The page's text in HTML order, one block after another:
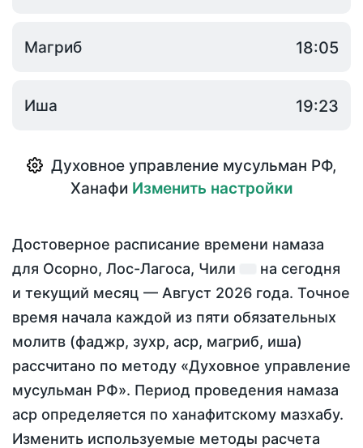
Магриб 18:05
Иша 19:23
Духовное управление мусульман РФ,
Ханафи Изменить настройки
Достоверное расписание времени намаза
для Осорно, Лос-Лагоса, Чили
на сегодня
и текущий месяц — Август 2026 года. Точное
время начала каждой из пяти обязательных
молитв (фаджр, зухр, аср, магриб, иша)
рассчитано по методу «Духовное управление
мусульман РФ». Период проведения намаза
аср определяется по ханафитскому мазхабу.
Изменить используемые методы расчета